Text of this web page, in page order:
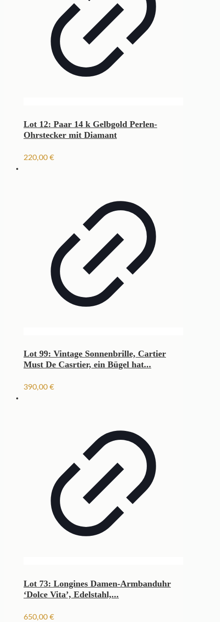
Lot 12: Paar 14 k Gelbgold Perlen-
Ohrstecker mit Diamant
220,00 €
Lot 99: Vintage Sonnenbrille, Cartier
Must De Casrtier, ein Bügel hat...
390,00 €
Lot 73: Longines Damen-Armbanduhr
‘Dolce Vita’, Edelstahl,...
650,00 €